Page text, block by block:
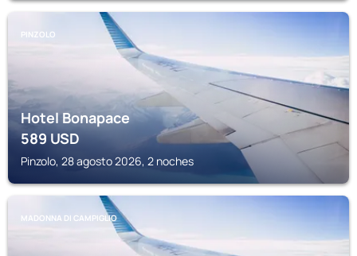
PINZOLO
Hotel Bonapace
589USD
Pinzolo, 28 agosto 2026, 2 noches
MADONNA DI CAMPIGLIO